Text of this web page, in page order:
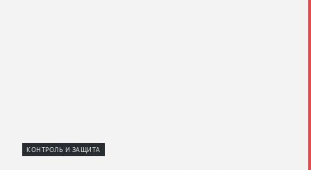
КОНТРОЛЬ И ЗАЩИТА